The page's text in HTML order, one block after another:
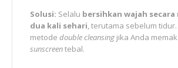
Solusi: Selalu bersihkan wajah
dua kali sehari, terutama sebelum
metode double cleansing jika Anda
sunscreentebal.